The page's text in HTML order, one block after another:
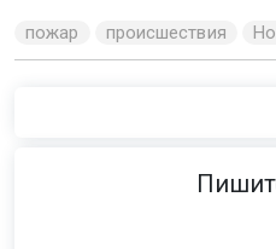
пожар происшествия